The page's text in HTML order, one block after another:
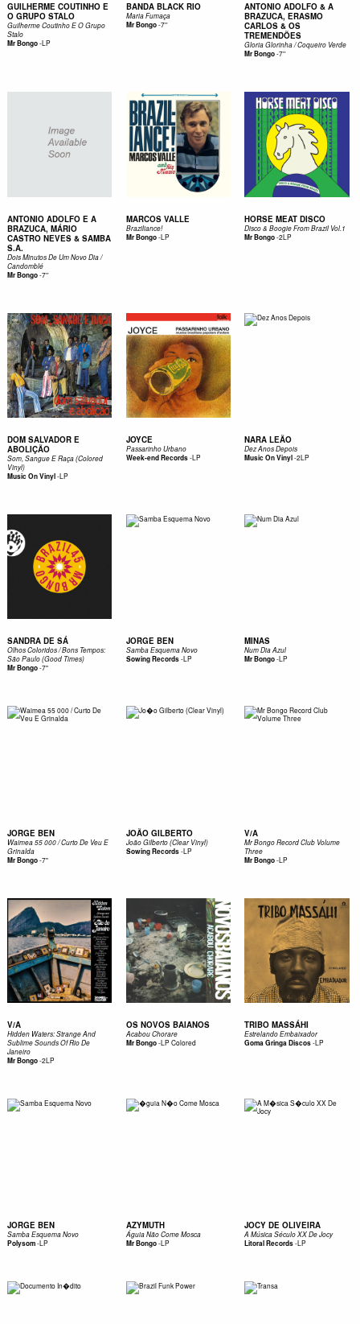
GUILHERME COUTINHO E
O GRUPO STALO
Guilherme Coutinho E O Grupo
Stalo
Mr Bongo-LP
BANDA BLACK RIO
Maria Fumaça
Mr Bongo-7''
ANTONIO ADOLFO & A
BRAZUCA, ERASMO
CARLOS & OS
TREMENDÕES
Gloria Glorinha / Coqueiro Verde
Mr Bongo-7''
ANTONIO ADOLFO E A
BRAZUCA, MÁRIO
CASTRO NEVES & SAMBA
S.A.
Dois Minutos De Um Novo Dia /
Candomblé
Mr Bongo-7''
MARCOS VALLE
Braziliance!
Mr Bongo-LP
HORSE MEAT DISCO
Disco & Boogie From Brazil Vol.1
Mr Bongo-2LP
DOM SALVADOR E
ABOLIÇÃO
Som, Sangue E Raça (Colored
Vinyl)
Music On Vinyl-LP
JOYCE
Passarinho Urbano
Week-end Records-LP
NARA LEÃO
Dez Anos Depois
Music On Vinyl-2LP
SANDRA DE SÁ
Olhos Coloridos / Bons Tempos:
São Paulo (Good Times)
Mr Bongo-7"
JORGE BEN
Samba Esquema Novo
Sowing Records-LP
MINAS
Num Dia Azul
Mr Bongo-LP
JORGE BEN
Waimea 55 000 / Curto De Veu E
Grinalda
Mr Bongo-7"
JOÃO GILBERTO
João Gilberto (Clear Vinyl)
Sowing Records-LP
V/A
Mr Bongo Record Club Volume
Three
Mr Bongo-LP
V/A
Hidden Waters: Strange And
Sublime Sounds Of Rio De
Janeiro
Mr Bongo-2LP
OS NOVOS BAIANOS
Acabou Chorare
Mr Bongo-LP Colored
TRIBO MASSÁHI
Estrelando Embaixador
Goma Gringa Discos-LP
JORGE BEN
Samba Esquema Novo
Polysom-LP
AZYMUTH
Águia Não Come Mosca
Mr Bongo-LP
JOCY DE OLIVEIRA
A Música Século XX De Jocy
Litoral Records-LP